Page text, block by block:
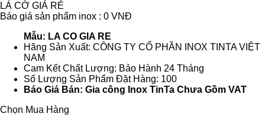
LÁ CỜ GIÁ RẺ
Báo giá sản phẩm inox : 0 VNĐ
Mẫu: LA CO GIA RE
Hãng Sản Xuất: CÔNG TY CỔ PHẦN INOX TINTA VIỆT
NAM
Cam Kết Chất Lượng: Bảo Hành 24 Tháng
Số Lượng Sản Phẩm Đặt Hàng: 100
Báo Giá Bán: Gia công Inox TinTa Chưa Gồm VAT
Chọn Mua Hàng